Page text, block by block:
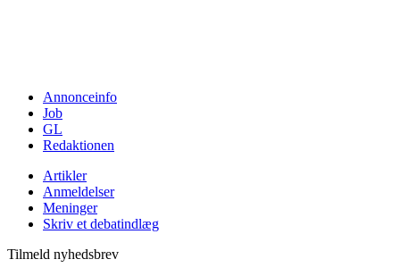
Annonceinfo
Job
GL
Redaktionen
Artikler
Anmeldelser
Meninger
Skriv et debatindlæg
Tilmeld nyhedsbrev